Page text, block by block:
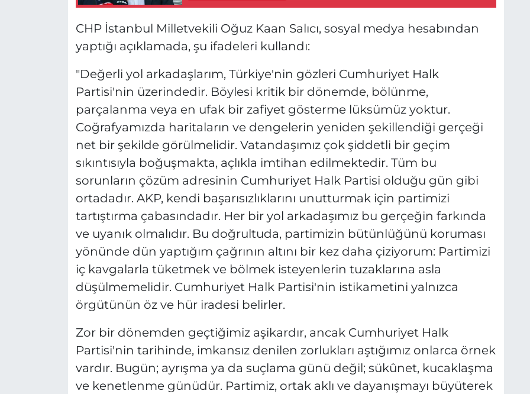
CHP İstanbul Milletvekili Oğuz Kaan Salıcı, sosyal medya hesabından
yaptığı açıklamada, şu ifadeleri kullandı:
"Değerli yol arkadaşlarım, Türkiye'nin gözleri Cumhuriyet Halk
Partisi'nin üzerindedir. Böylesi kritik bir dönemde, bölünme,
parçalanma veya en ufak bir zafiyet gösterme lüksümüz yoktur.
Coğrafyamızda haritaların ve dengelerin yeniden şekillendiği gerçeği
net bir şekilde görülmelidir. Vatandaşımız çok şiddetli bir geçim
sıkıntısıyla boğuşmakta, açlıkla imtihan edilmektedir. Tüm bu
sorunların çözüm adresinin Cumhuriyet Halk Partisi olduğu gün gibi
ortadadır. AKP, kendi başarısızlıklarını unutturmak için partimizi
tartıştırma çabasındadır. Her bir yol arkadaşımız bu gerçeğin farkında
ve uyanık olmalıdır. Bu doğrultuda, partimizin bütünlüğünü koruması
yönünde dün yaptığım çağrının altını bir kez daha çiziyorum: Partimizi
iç kavgalarla tüketmek ve bölmek isteyenlerin tuzaklarına asla
düşülmemelidir. Cumhuriyet Halk Partisi'nin istikametini yalnızca
örgütünün öz ve hür iradesi belirler.
Zor bir dönemden geçtiğimiz aşikardır, ancak Cumhuriyet Halk
Partisi'nin tarihinde, imkansız denilen zorlukları aştığımız onlarca örnek
vardır. Bugün; ayrışma ya da suçlama günü değil; sükûnet, kucaklaşma
ve kenetlenme günüdür. Partimiz, ortak aklı ve dayanışmayı büyüterek